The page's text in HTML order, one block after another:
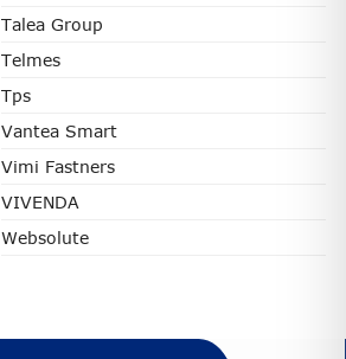
Talea Group
Telmes
Tps
Vantea Smart
Vimi Fastners
VIVENDA
Websolute